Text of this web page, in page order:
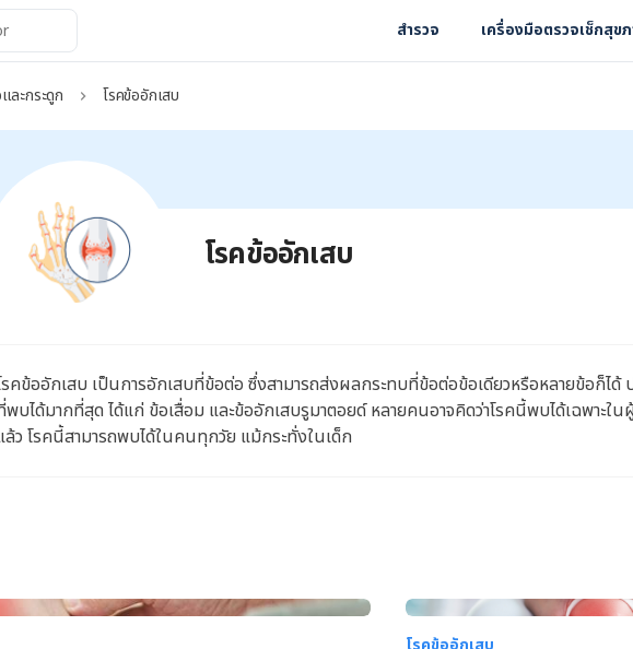
สำรวจ เครื่องมือตรวจเช็กสุข
ละกระดูก โรคข้ออักเสบ
โรคข้ออักเสบ
รคข้ออักเสบ เป็นการอักเสบที่ข้อต่อ ซึ่งสามารถส่งผลกระทบที่ข้อต่อข้อเดียวหรือหลายข้อก็ได้
พบได้มากที่สุด ได้แก่ ข้อเสื่อม และข้ออักเสบรูมาตอยด์ หลายคนอาจคิดว่าโรคนี้พบได้เฉพาะใ
ล้ว โรคนี้สามารถพบได้ในคนทุกวัย แม้กระทั่งในเด็ก